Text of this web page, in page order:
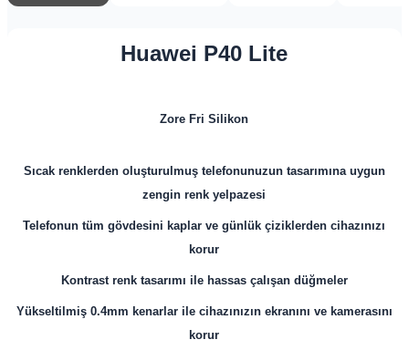
Huawei P40 Lite
Zore FriSilikon
Sıcak renklerden oluşturulmuş telefonunuzun tasarımına uygun
zengin renk yelpazesi
Telefonun tüm gövdesini kaplar ve günlük çiziklerden cihazınızı
korur
Kontrast renk tasarımı ile hassas çalışan düğmeler
Yükseltilmiş 0.4mm kenarlar ile cihazınızın ekranını ve kamerasını
korur